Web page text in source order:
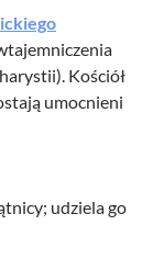
Kościół
umocnieni
udziela go